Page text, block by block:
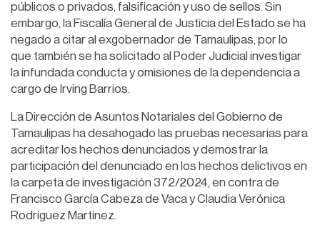
públicos o privados, falsificación y uso de sellos. Sin
embargo, la Fiscalía General de Justicia del Estado se ha
negado a citar al exgobernador de Tamaulipas, por lo
que también se ha solicitado al Poder Judicial investigar
la infundada conducta y omisiones de la dependencia a
cargo de Irving Barrios.
La Dirección de Asuntos Notariales del Gobierno de
Tamaulipas ha desahogado las pruebas necesarias para
acreditar los hechos denunciados y demostrar la
participación del denunciado en los hechos delictivos en
la carpeta de investigación 372/2024, en contra de
Francisco García Cabeza de Vaca y Claudia Verónica
Rodríguez Martínez.